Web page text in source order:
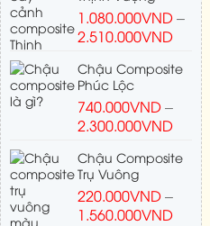
1.080.000VND–
2.510.000VND
Chậu Composite
Phúc Lộc
740.000VND–
2.300.000VND
Chậu Composite
Trụ Vuông
220.000VND–
1.560.000VND